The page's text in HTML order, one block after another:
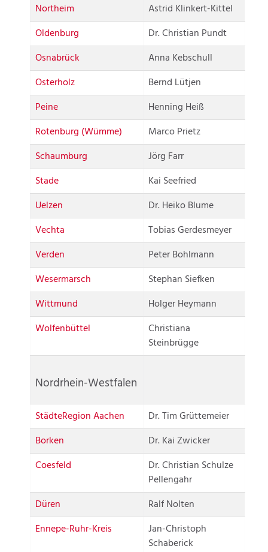
Northeim
Astrid Klinkert-Kittel
Oldenburg
Dr. Christian Pundt
Osnabrück
Anna Kebschull
Osterholz
Bernd Lütjen
Peine
Henning Heiß
Rotenburg (Wümme)
Marco Prietz
Schaumburg
Jörg Farr
Stade
Kai Seefried
Uelzen
Dr. Heiko Blume
Vechta
Tobias Gerdesmeyer
Verden
Peter Bohlmann
Wesermarsch
Stephan Siefken
Wittmund
Holger Heymann
Wolfenbüttel
Christiana
Steinbrügge
Nordrhein-Westfalen
StädteRegion Aachen
Dr. Tim Grüttemeier
Borken
Dr. Kai Zwicker
Coesfeld
Dr. Christian Schulze
Pellengahr
Düren
Ralf Nolten
Ennepe-Ruhr-Kreis
Jan-Christoph
Schaberick